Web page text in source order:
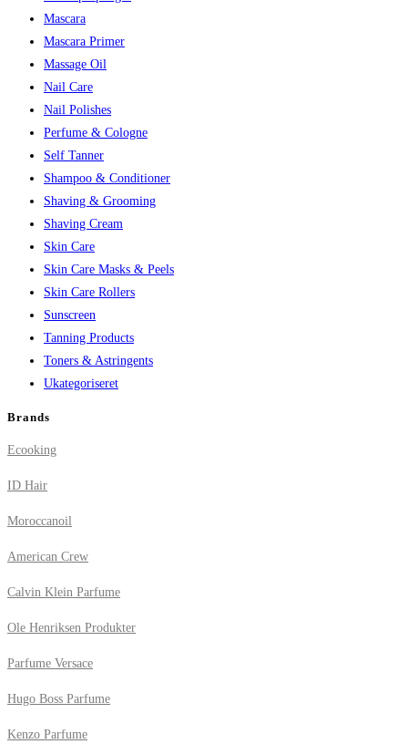
Mascara
Mascara Primer
Massage Oil
Nail Care
Nail Polishes
Perfume & Cologne
Self Tanner
Shampoo & Conditioner
Shaving & Grooming
Shaving Cream
Skin Care
Skin Care Masks & Peels
Skin Care Rollers
Sunscreen
Tanning Products
Toners & Astringents
Ukategoriseret
Brands
Ecooking
ID Hair
Moroccanoil
American Crew
Calvin Klein Parfume
Ole Henriksen Produkter
Parfume Versace
Hugo Boss Parfume
Kenzo Parfume